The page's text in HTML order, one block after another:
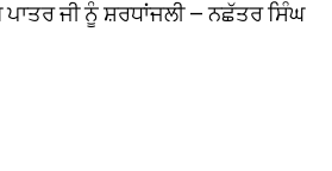
ਜੀ ਨੂੰ ਸ਼ਰਧਾਂਜਲੀ — ਨਛੱਤਰ ਸਿੰਘ